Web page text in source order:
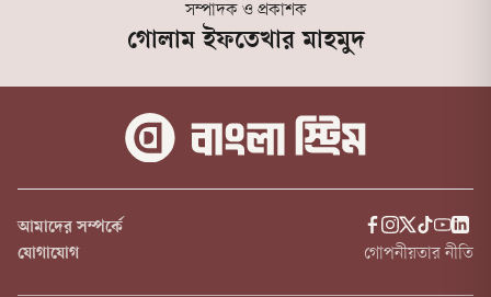
সম্পাদক ও প্রকাশক
গোলাম ইফতেখার মাহমুদ
গোপনীয়তার নীতি
আমাদের সম্পর্কে
যোগাযোগ